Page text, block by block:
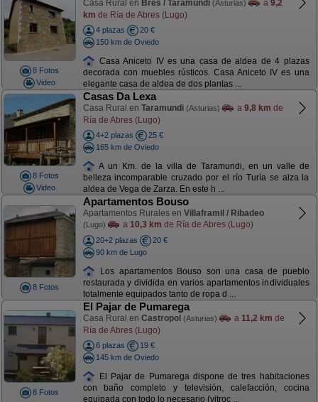
8 Fotos
Video
Casa Rural en Bres / Taramundi (Asturias) a 9,2
km de Ría de Abres (Lugo)
4 plazas
20 €
150 km de Oviedo
Casa Aniceto IV es una casa de aldea de 4 plazas
decorada con muebles rústicos. Casa Aniceto IV es una
elegante casa de aldea de dos plantas ...
8 Fotos
Video
Casas Da Lexa
Casa Rural en Taramundi (Asturias) a 9,8 km de
Ría de Abres (Lugo)
4+2 plazas
25 €
165 km de Oviedo
A un Km. de la villa de Taramundi, en un valle de
belleza incomparable cruzado por el río Turía se alza la
aldea de Vega de Zarza. En este h ...
8 Fotos
Apartamentos Bouso
Apartamentos Rurales en Villaframil / Ribadeo
(Lugo) a 10,3 km de Ría de Abres (Lugo)
20+2 plazas
20 €
90 km de Lugo
Los apartamentos Bouso son una casa de pueblo
restaurada y dividida en varios apartamentos individuales
totalmente equipados tanto de ropa d ...
8 Fotos
El Pajar de Pumarega
Casa Rural en Castropol (Asturias) a 11,2 km de
Ría de Abres (Lugo)
6 plazas
19 €
145 km de Oviedo
El Pajar de Pumarega dispone de tres habitaciones
con baño completo y televisión, calefacción, cocina
equipada con todo lo necesario (vitroc ...